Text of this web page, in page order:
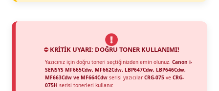
⛔ KRİTİK UYARI: DOĞRU TONER KULLANIMI!
Yazıcınız için doğru toneri seçtiğinizden emin olunuz. Canon i-
SENSYS MF665Cdw, MF662Cdw, LBP647Cdw, LBP646Cdw,
MF663Cdw ve MF664Cdw serisi yazıcılar CRG-075 ve CRG-
075H serisi tonerleri kullanır.